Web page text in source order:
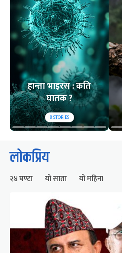
हान्ता भाइरस : कति
घातक ?
8STORIES
लोकप्रिय
२४ घण्टा यो साता यो महिना